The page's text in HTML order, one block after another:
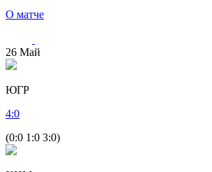
О матче
26 Май
ЮГР
4:0
(0:0 1:0 3:0)